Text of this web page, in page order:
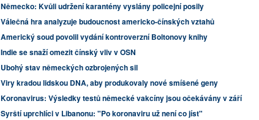
Německo: Kvůli udržení karantény vyslány policejní posily
Válečná hra analyzuje budoucnost americko-čínských vztahů
Americký soud povolil vydání kontroverzní Boltonovy knihy
Indie se snaží omezit čínský vliv v OSN
Ubohý stav německých ozbrojených sil
Viry kradou lidskou DNA, aby produkovaly nové smíšené geny
Koronavirus: Výsledky testů německé vakcíny jsou očekávány v září
Syrští uprchlíci v Libanonu: "Po koronaviru už není co jíst"